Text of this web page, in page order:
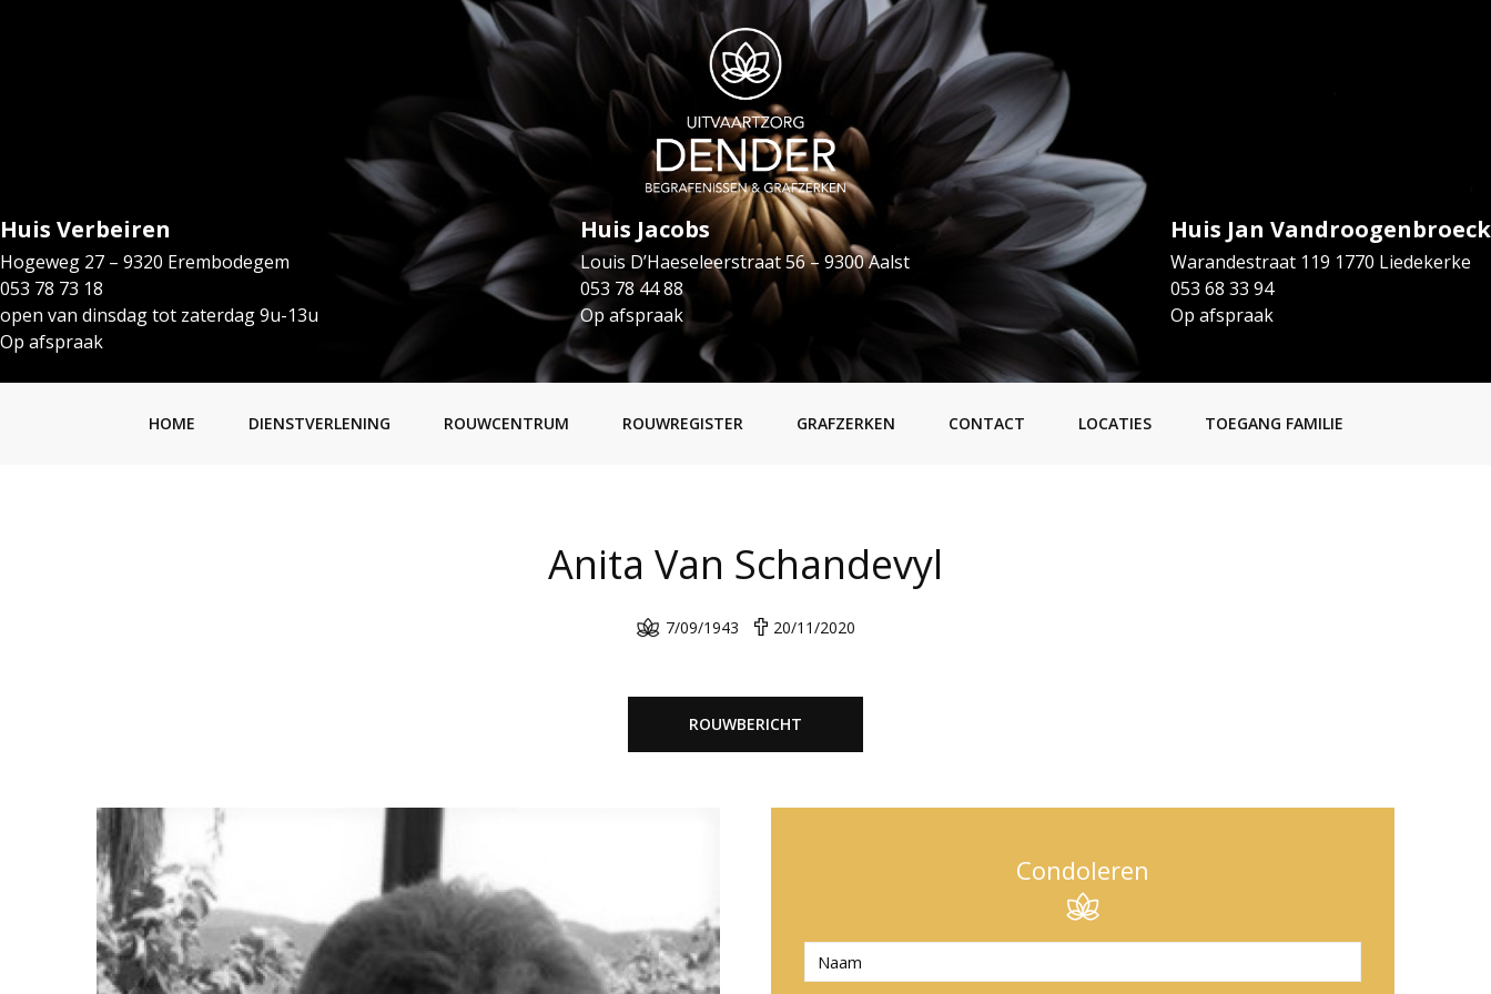
Huis Verbeiren
Hogeweg 27 – 9320 Erembodegem
053 78 73 18
open van dinsdag tot zaterdag 9u-13u
Op afspraak
Huis Jacobs
Louis D’Haeseleerstraat 56 – 9300 Aalst
053 78 44 88
Op afspraak
Huis Jan Vandroogenbroeck
Warandestraat 119 1770 Liedekerke
053 68 33 94
Op afspraak
HOME DIENSTVERLENING ROUWCENTRUM ROUWREGISTER GRAFZERKEN CONTACT LOCATIES TOEGANG FAMILIE
Anita Van Schandevyl
7/09/1943 20/11/2020
ROUWBERICHT
Condoleren
a